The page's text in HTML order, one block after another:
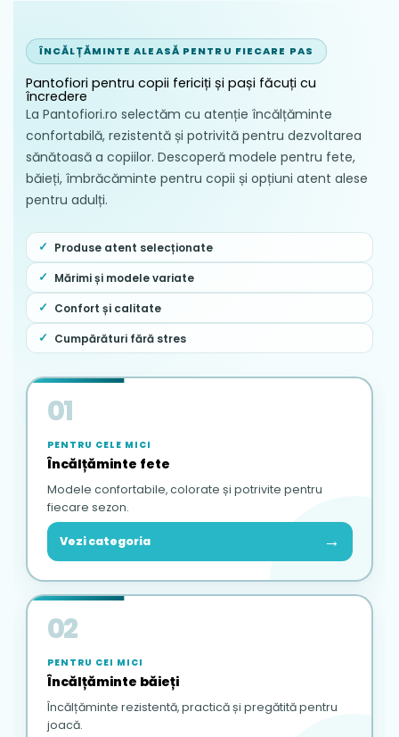
ÎNCĂLȚĂMINTE ALEASĂ PENTRU FIECARE PAS
Pantofiori pentru copii fericiți și pași făcuți cu
încredere
La Pantofiori.ro selectăm cu atenție încălțăminte
confortabilă, rezistentă și potrivită pentru dezvoltarea
sănătoasă a copiilor. Descoperă modele pentru fete,
băieți, îmbrăcăminte pentru copii și opțiuni atent alese
pentru adulți.
Produse atent selecționate
Mărimi și modele variate
Confort și calitate
Cumpărături fără stres
01
PENTRU CELE MICI
Încălțăminte fete
Modele confortabile, colorate și potrivite pentru
fiecare sezon.
Vezi categoria →
02
PENTRU CEI MICI
Încălțăminte băieți
Încălțăminte rezistentă, practică și pregătită pentru
joacă.